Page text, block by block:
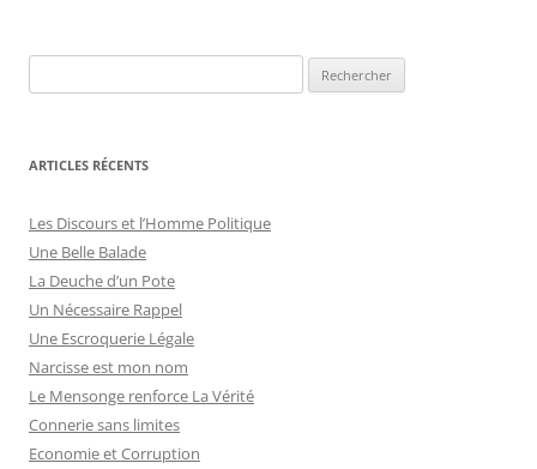
ARTICLES RÉCENTS
Les Discours et l’Homme Politique
Une Belle Balade
La Deuche d’un Pote
Un Nécessaire Rappel
Une Escroquerie Légale
Narcisse est mon nom
Le Mensonge renforce La Vérité
Connerie sans limites
Economie et Corruption